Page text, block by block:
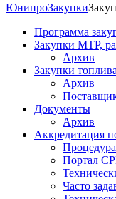
ЮнипроЗакупки
Программа
Закупки МТР,
Архив
Закупки топлива
Архив
Документы
Архив
Аккредитация
Портал
Часто